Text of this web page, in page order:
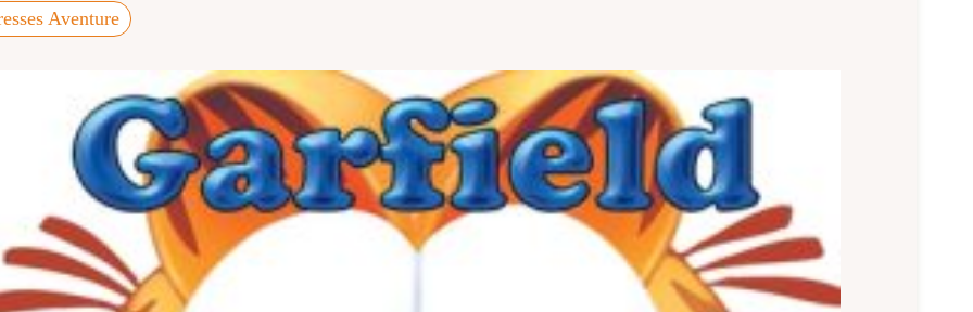
Aventure